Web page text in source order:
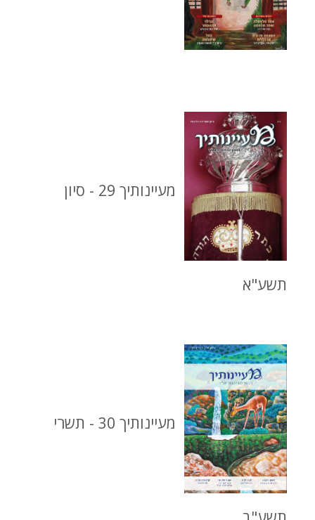
מעיינותיך 29 - סיון
תשע"א
מעיינותיך 30 - תשרי